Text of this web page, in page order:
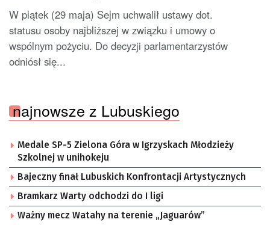
pożyciu
W piątek (29 maja) Sejm uchwalił ustawy dot.
statusu osoby najbliższej w związku i umowy o
wspólnym pożyciu. Do decyzji parlamentarzystów
odniósł się...
najnowsze z Lubuskiego
Medale SP-5 Zielona Góra w Igrzyskach Młodzieży
Szkolnej w unihokeju
Bajeczny finał Lubuskich Konfrontacji Artystycznych
Bramkarz Warty odchodzi do I ligi
Ważny mecz Watahy na terenie „Jaguarów”